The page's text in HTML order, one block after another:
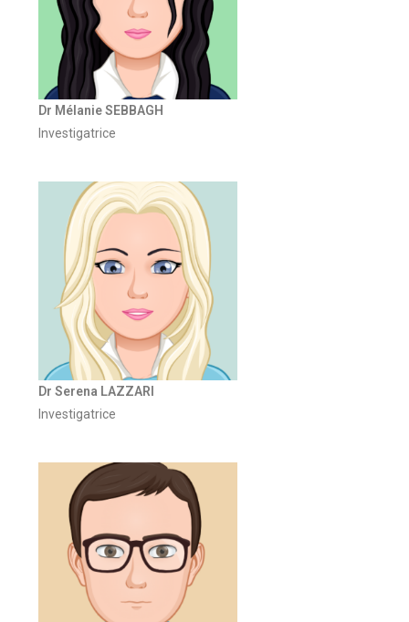
Dr Mélanie SEBBAGH
Investigatrice
Dr Serena LAZZARI
Investigatrice